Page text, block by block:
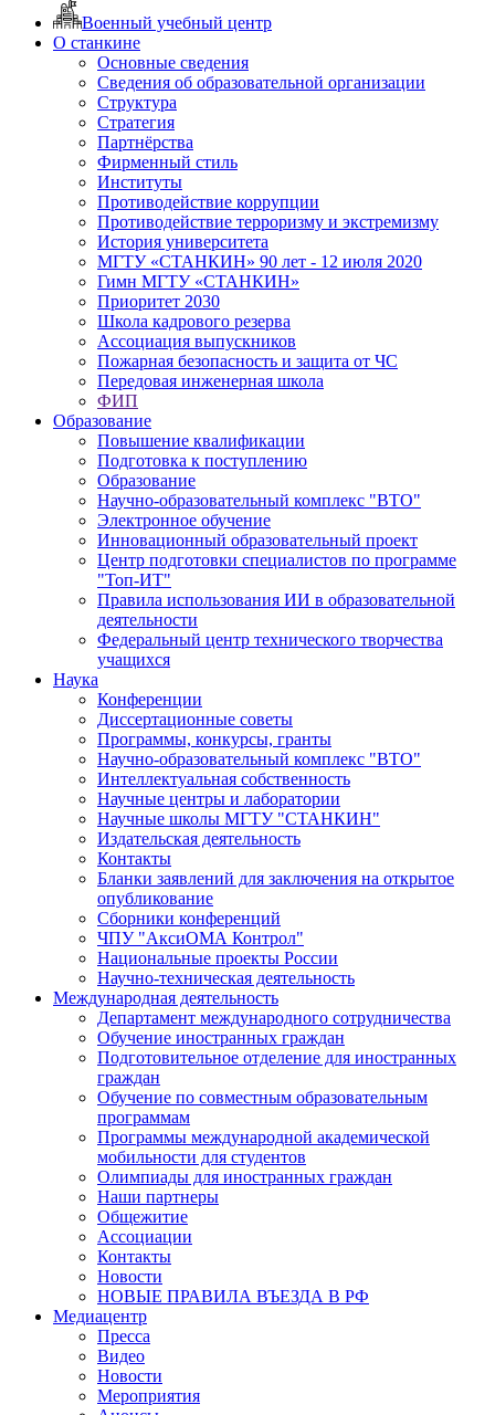
Военный учебный центр
О станкине
Основные сведения
Сведения об образовательной организации
Структура
Стратегия
Партнёрства
Фирменный стиль
Институты
Противодействие коррупции
Противодействие терроризму и экстремизму
История университета
МГТУ «СТАНКИН» 90 лет - 12 июля 2020
Гимн МГТУ «СТАНКИН»
Приоритет 2030
Школа кадрового резерва
Ассоциация выпускников
Пожарная безопасность и защита от ЧС
Передовая инженерная школа
ФИП
Образование
Повышение квалификации
Подготовка к поступлению
Образование
Научно-образовательный комплекс "ВТО"
Электронное обучение
Инновационный образовательный проект
Центр подготовки специалистов по программе
"Топ-ИТ"
Правила использования ИИ в образовательной
деятельности
Федеральный центр технического творчества
учащихся
Наука
Конференции
Диссертационные советы
Программы, конкурсы, гранты
Научно-образовательный комплекс "ВТО"
Интеллектуальная собственность
Научные центры и лаборатории
Научные школы МГТУ "СТАНКИН"
Издательская деятельность
Контакты
Бланки заявлений для заключения на открытое
опубликование
Сборники конференций
ЧПУ "АксиОМА Контрол"
Национальные проекты России
Научно-техническая деятельность
Международная деятельность
Департамент международного сотрудничества
Обучение иностранных граждан
Подготовительное отделение для иностранных
граждан
Обучение по совместным образовательным
программам
Программы международной академической
мобильности для студентов
Олимпиады для иностранных граждан
Наши партнеры
Общежитие
Ассоциации
Контакты
Новости
НОВЫЕ ПРАВИЛА ВЪЕЗДА В РФ
Медиацентр
Пресса
Видео
Новости
Мероприятия